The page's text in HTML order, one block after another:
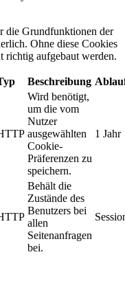
die Grundfunktionen der
Ohne diese Cookies
richtig aufgebaut werden.
Beschreibung
Wird benötigt,
um die vom
Nutzer
ausgewählten
Cookie-
Präferenzen zu
speichern.
1 Jahr
Behält die
Zustände des
Benutzers bei
allen
Seitenanfragen
bei.